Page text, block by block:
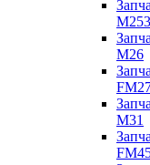
M253
M26
M31